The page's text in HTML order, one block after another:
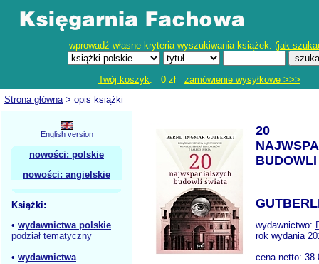
wprowadź własne kryteria wyszukiwania książek: (jak
Twój koszyk: 0 zł zamówienie wysyłkowe >>>
Strona główna> opis książki
English version
nowości: polskie
nowości: angielskie
Książki:
• wydawnictwa polskie
podział tematyczny
• wydawnictwa
20
wydawnictwo:
rok wydania
cena netto: